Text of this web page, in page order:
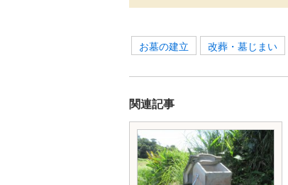
お墓の建立 改葬・墓じまい
関連記事